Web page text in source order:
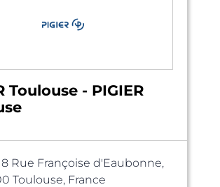
Toulouse - PIGIER
8 Rue Françoise d'Eaubonne,
Toulouse, France